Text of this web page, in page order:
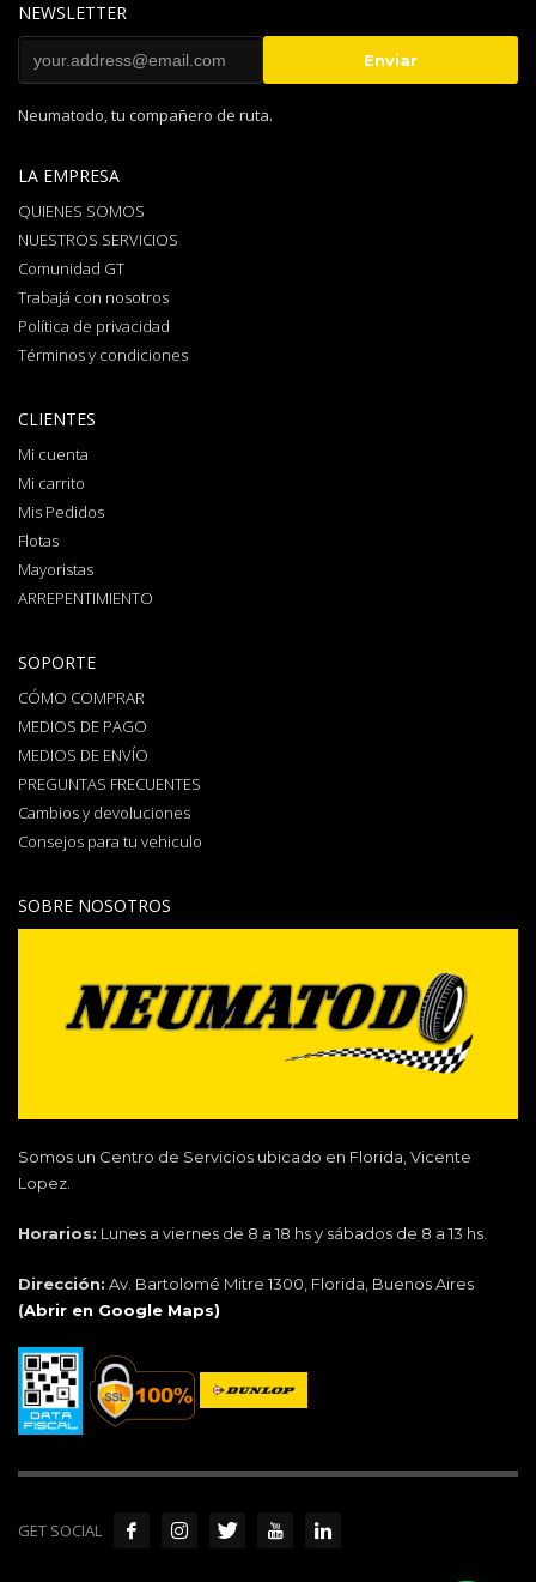
NEWSLETTER
Neumatodo, tu compañero de ruta.
LA EMPRESA
QUIENES SOMOS
NUESTROS SERVICIOS
Comunidad GT
Trabajá con nosotros
Política de privacidad
Términos y condiciones
CLIENTES
Mi cuenta
Mi carrito
Mis Pedidos
Flotas
Mayoristas
ARREPENTIMIENTO
SOPORTE
CÓMO COMPRAR
MEDIOS DE PAGO
MEDIOS DE ENVÍO
PREGUNTAS FRECUENTES
Cambios y devoluciones
Consejos para tu vehiculo
SOBRE NOSOTROS
Somos un Centro de Servicios ubicado en Florida, Vicente
Lopez.
Horarios: Lunes a viernes de 8 a 18 hs y sábados de 8 a 13 hs.
Dirección: Av. Bartolomé Mitre 1300, Florida, Buenos Aires
(Abrir en Google Maps)
GET SOCIAL